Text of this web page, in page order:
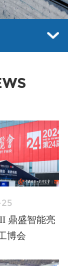
鼎盛智能亮
博会